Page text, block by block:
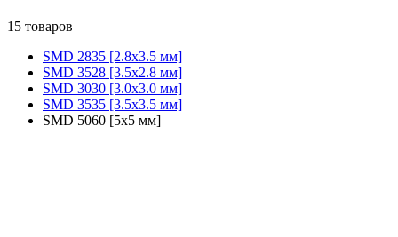
15 товаров
SMD 2835 [2.8x3.5 мм]
SMD 3528 [3.5х2.8 мм]
SMD 3030 [3.0x3.0 мм]
SMD 3535 [3.5x3.5 мм]
SMD 5060 [5x5 мм]